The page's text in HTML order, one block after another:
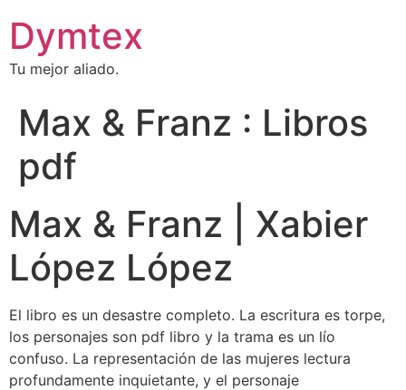
Dymtex
Tu mejor aliado.
Max & Franz : Libros
pdf
Max & Franz | Xabier
López López
El libro es un desastre completo. La escritura es torpe,
los personajes son pdf libro y la trama es un lío
confuso. La representación de las mujeres lectura
profundamente inquietante, y el personaje